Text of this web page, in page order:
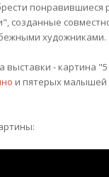
созданные
художниками.
выставки - картина
и пятерых малышей